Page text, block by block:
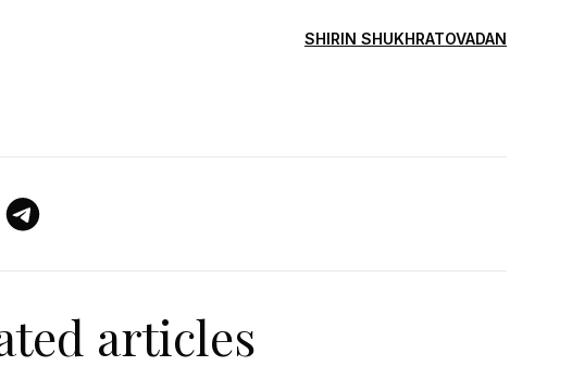
SHIRIN SHUKHRATOVADAN
articles